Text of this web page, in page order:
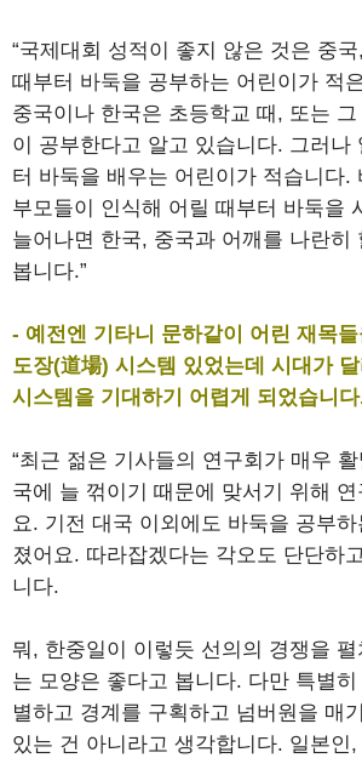
“국제대회 성적이 좋지 않은 것은 중
때부터 바둑을 공부하는 어린이가 적
중국이나 한국은 초등학교 때, 또는
이 공부한다고 알고 있습니다. 그러나
터 바둑을 배우는 어린이가 적습니다.
부모들이 인식해 어릴 때부터 바둑을
늘어나면 한국, 중국과 어깨를 나란히
봅니다.”
- 예전엔 기타니 문하같이 어린 재목
도장(道場) 시스템 있었는데 시대가
시스템을 기대하기 어렵게 되었습니
“최근 젊은 기사들의 연구회가 매우
국에 늘 꺾이기 때문에 맞서기 위해 연
요. 기전 대국 이외에도 바둑을 공부
졌어요. 따라잡겠다는 각오도 단단하
니다.
뭐, 한중일이 이렇듯 선의의 경쟁을
는 모양은 좋다고 봅니다. 다만 특별
별하고 경계를 구획하고 넘버원을 매
있는 건 아니라고 생각합니다. 일본인